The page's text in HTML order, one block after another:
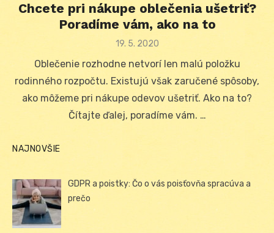
Chcete pri nákupe oblečenia ušetriť?
Poradíme vám, ako na to
Posted
19. 5. 2020
Oblečenie rozhodne netvorí len malú položku
rodinného rozpočtu. Existujú však zaručené spôsoby,
ako môžeme pri nákupe odevov ušetriť. Ako na to?
Čítajte ďalej, poradíme vám. …
NAJNOVŠIE
GDPR a poistky: Čo o vás poisťovňa spracúva a
prečo